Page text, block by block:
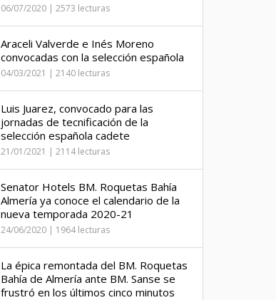
06/07/2020 | 2573 lecturas
Araceli Valverde e Inés Moreno
convocadas con la selección española
04/03/2021 | 2140 lecturas
Luis Juarez, convocado para las
jornadas de tecnificación de la
selección española cadete
21/01/2021 | 2114 lecturas
Senator Hotels BM. Roquetas Bahía
Almería ya conoce el calendario de la
nueva temporada 2020-21
24/06/2020 | 1964 lecturas
La épica remontada del BM. Roquetas
Bahía de Almería ante BM. Sanse se
frustró en los últimos cinco minutos